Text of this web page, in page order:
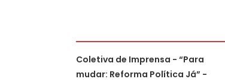
Coletiva de Imprensa - “Para
mudar: Reforma Política Já” -